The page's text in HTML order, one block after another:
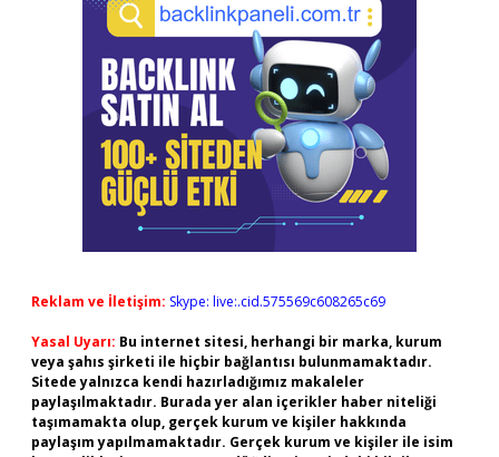
Reklam ve İletişim: Skype: live:.cid.575569c608265c69
Yasal Uyarı: Bu internet sitesi, herhangi bir marka, kurum
veya şahıs şirketi ile hiçbir bağlantısı bulunmamaktadır.
Sitede yalnızca kendi hazırladığımız makaleler
paylaşılmaktadır. Burada yer alan içerikler haber niteliği
taşımamakta olup, gerçek kurum ve kişiler hakkında
paylaşım yapılmamaktadır. Gerçek kurum ve kişiler ile isim